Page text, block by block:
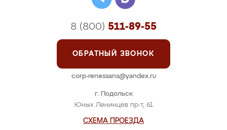
г. Подольск
Юных Ленинцев пр-т, 61
СХЕМА ПРОЕЗДА
8 (800) 511-89-55
ОБРАТНЫЙ ЗВОНОК
corp-renessans@yandex.ru